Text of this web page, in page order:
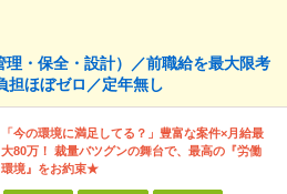
・保全・設計）／前職給を最大限考
担ほぼゼロ／定年無し
「今の環境に満足してる？」豊富な案件×月給最
大80万！ 裁量バツグンの舞台で、最高の『労働
環境』をお約束★